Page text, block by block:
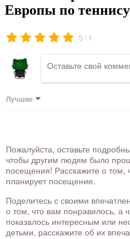
Европы по
5 / 1
Лучшие
Пожалуйста, оставьте
чтобы другим людям было
посещения! Расскажите о том,
планирует посещение.
Поделитесь с своими
о том, что вам понравилось, а
показалось интересным или
детьми, расскажите об их